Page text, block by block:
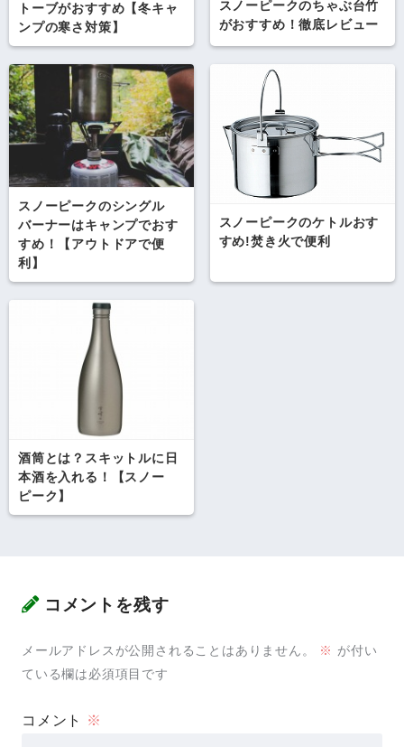
トーブがおすすめ【冬キャ
ンプの寒さ対策】
スノーピークのちゃぶ台竹
がおすすめ！徹底レビュー
スノーピークのシングル
バーナーはキャンプでおす
すめ！【アウトドアで便
利】
スノーピークのケトルおす
すめ!焚き火で便利
酒筒とは？スキットルに日
本酒を入れる！【スノー
ピーク】
コメントを残す
メールアドレスが公開されることはありません。 ※ が付い
ている欄は必須項目です
コメント ※